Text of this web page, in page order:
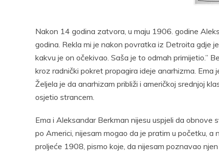
Nakon 14 godina zatvora, u maju 1906. godine
godina. Rekla mi je nakon povratka iz Detroita gdje
kakvu je on očekivao. Saša je to odmah primijetio.”
kroz radnički pokret propagira ideje anarhizma.
Željela je da anarhizam približi i američkoj srednjoj
osjetio strancem.
Ema i Aleksandar Berkman nijesu uspjeli da obnove
po Americi, nijesam mogao da je pratim u početku, a
proljeće 1908, pismo koje, da nijesam poznavao
Pocket